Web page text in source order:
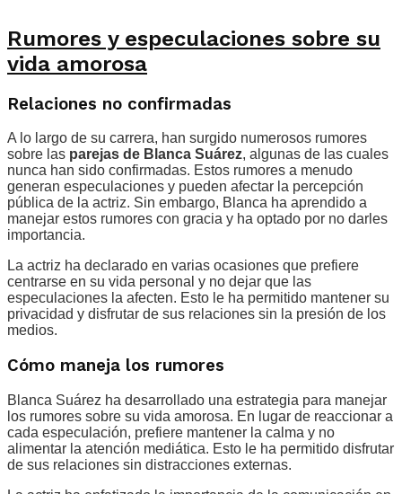
Rumores y especulaciones sobre su
vida amorosa
Relaciones no confirmadas
A lo largo de su carrera, han surgido numerosos rumores
sobre las parejas de Blanca Suárez, algunas de las cuales
nunca han sido confirmadas. Estos rumores a menudo
generan especulaciones y pueden afectar la percepción
pública de la actriz. Sin embargo, Blanca ha aprendido a
manejar estos rumores con gracia y ha optado por no darles
importancia.
La actriz ha declarado en varias ocasiones que prefiere
centrarse en su vida personal y no dejar que las
especulaciones la afecten. Esto le ha permitido mantener su
privacidad y disfrutar de sus relaciones sin la presión de los
medios.
Cómo maneja los rumores
Blanca Suárez ha desarrollado una estrategia para manejar
los rumores sobre su vida amorosa. En lugar de reaccionar a
cada especulación, prefiere mantener la calma y no
alimentar la atención mediática. Esto le ha permitido disfrutar
de sus relaciones sin distracciones externas.